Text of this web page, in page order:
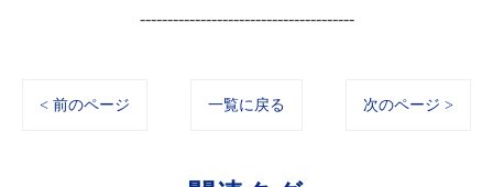
---------------------------------------
< 前のページ 一覧に戻る 次のページ >